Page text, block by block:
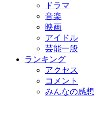
ドラマ
音楽
映画
アイドル
芸能一般
ランキング
アクセス
コメント
みんなの感想